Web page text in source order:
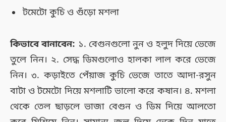
টমেটো কুচি ও গুঁড়ো মশলা
কিভাবে বানাবেন: ১. বেগুনগুলো নুন ও হলুদ দিয়ে ভেজে
তুলে নিন। ২. সেদ্ধ ডিমগুলোও হালকা লাল করে ভেজে
নিন। ৩. কড়াইতে পেঁয়াজ কুচি ভেজে তাতে আদা-রসুন
বাটা ও টমেটো দিয়ে মশলাটি ভালো করে কষান। ৪. মশলা
থেকে তেল ছাড়লে ভাজা বেগুন ও ডিম দিয়ে আলতো